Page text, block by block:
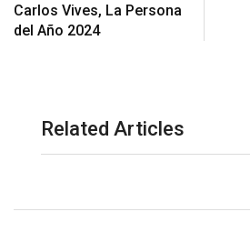
Carlos Vives, La Persona
del Año 2024
Related Articles